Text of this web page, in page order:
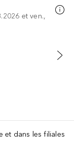
et ven.,
et dans les filiales